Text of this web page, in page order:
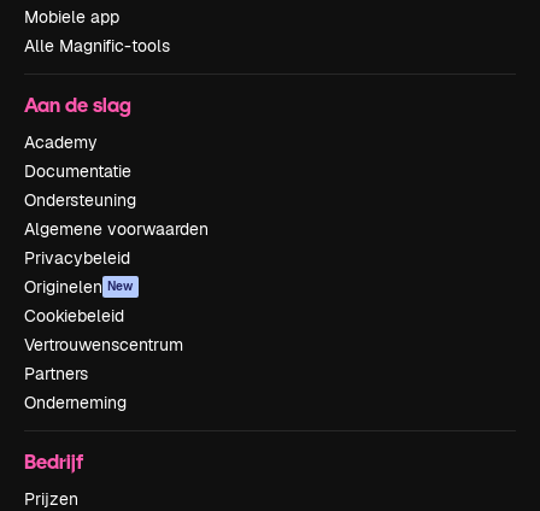
Mobiele app
Alle Magnific-tools
Aan de slag
Academy
Documentatie
Ondersteuning
Algemene voorwaarden
Privacybeleid
Originelen New
Cookiebeleid
Vertrouwenscentrum
Partners
Onderneming
Bedrijf
Prijzen